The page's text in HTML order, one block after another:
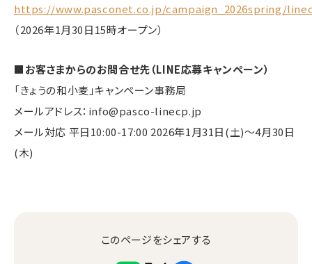
https://www.pasconet.co.jp/campaign_2026spring/
（2026年1月30日15時オープン）
■お客さまからのお問合せ先（LINE応募キャンペーン）
「きょうの和小麦」キャンペーン事務局
メールアドレス：info@pasco-linecp.jp
メール対応 平日10:00-17:00 2026年1月31日(土)～4月30日
(木)
このページをシェアする